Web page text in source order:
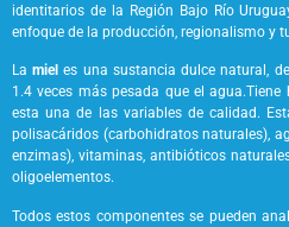
identitarios de la Región Bajo Río
enfoque de la producción, regionalismo y
Lamiel es una sustancia dulce natural,
1.4 veces más pesada que el
esta una de las variables de calidad.
polisacáridos (carbohidratos naturales),
enzimas), vitaminas, antibióticos
oligoelementos.
Todos estos componentes se pueden